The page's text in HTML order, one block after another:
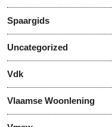
Spaargids
Uncategorized
Vdk
Vlaamse Woonlening